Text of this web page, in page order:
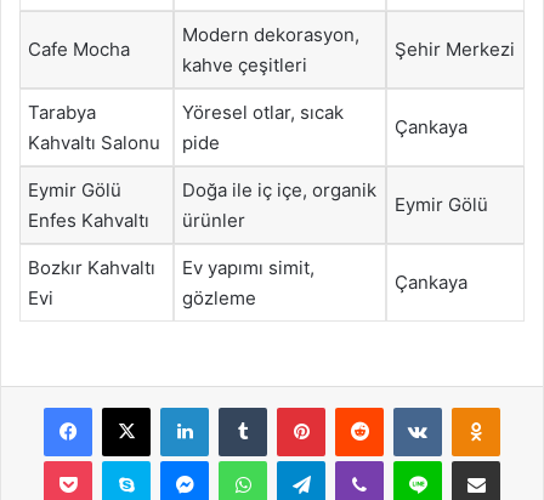
Cafe Mocha
Modern dekorasyon,
kahve çeşitleri
Şehir Merkezi
Tarabya
Kahvaltı Salonu
Yöresel otlar, sıcak
pide
Çankaya
Eymir Gölü
Enfes Kahvaltı
Doğa ile iç içe, organik
ürünler
Eymir Gölü
Bozkır Kahvaltı
Evi
Ev yapımı simit,
gözleme
Çankaya
Facebook
X LinkedInTumblr PinterestReddit VKontakte
Pocket Skype MessengerWhatsAppTelegramViber Line E-Posta ile